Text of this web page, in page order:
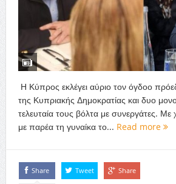
Η Κύπρος εκλέγει αύριο τον όγδοο
της Κυπριακής Δημοκρατίας και δυο
τελευταία τους βόλτα με συνεργάτες. Με
με παρέα τη γυναίκα το... Read more
Share Tweet Share